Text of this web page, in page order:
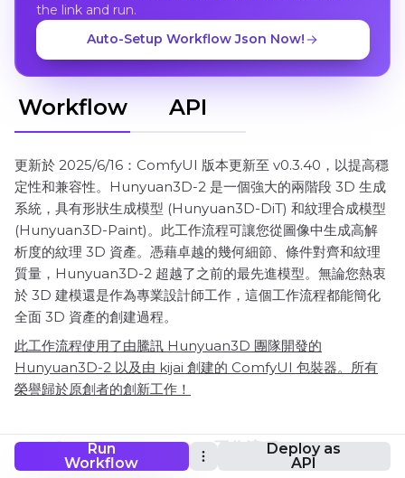
Run
Workflow
Deploy as
API
the link and run.
Auto-Setup Workflow Json Now!
Workflow API
更新於 2025/6/16：ComfyUI 版本更新至 v0.3.40，以提高穩
定性和兼容性。Hunyuan3D-2 是一個強大的兩階段 3D 生成
系統，具有形狀生成模型 (Hunyuan3D-DiT) 和紋理合成模型
(Hunyuan3D-Paint)。此工作流程可讓您從圖像中生成高解
析度的紋理 3D 資產。憑藉卓越的幾何細節、條件對齊和紋理
質量，Hunyuan3D-2 超越了之前的最先進模型。無論您熱衷
於 3D 建模還是作為專業設計師工作，這個工作流程都能簡化
全面 3D 資產的創建過程。
此工作流程使用了由騰訊 Hunyuan3D 團隊開發的
Hunyuan3D-2 以及由 kijai 創建的 ComfyUI 包裝器。所有
榮譽歸於原創者的創新工作！
ComfyUI Hunyuan3D-2 工作流程